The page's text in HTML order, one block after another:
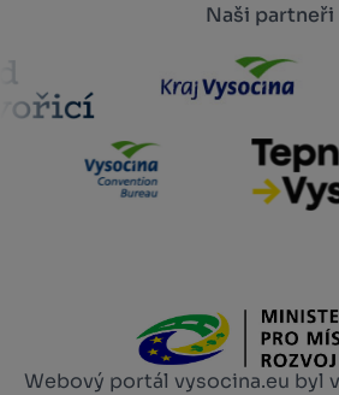
Naši partneři
Webový portál vysocina.eu byl